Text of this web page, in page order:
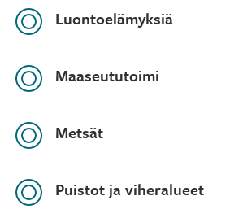
Luontoelämyksiä
Maaseututoimi
Metsät
Puistot ja viheralueet